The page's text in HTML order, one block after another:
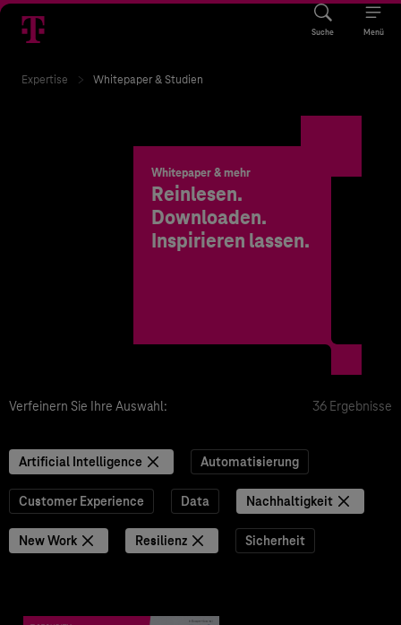
Suche Menü
Expertise Whitepaper & Studien
Whitepaper & mehr
Reinlesen.
Downloaden.
Inspirieren lassen.
Verfeinern Sie Ihre Auswahl: 36 Ergebnisse
Artificial Intelligence Automatisierung
Customer Experience Data Nachhaltigkeit
New Work Resilienz Sicherheit